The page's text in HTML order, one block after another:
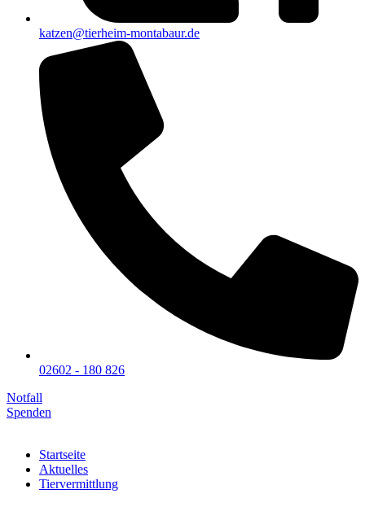
katzen@tierheim-montabaur.de
02602 - 180 826
Notfall
Spenden
Startseite
Aktuelles
Tiervermittlung